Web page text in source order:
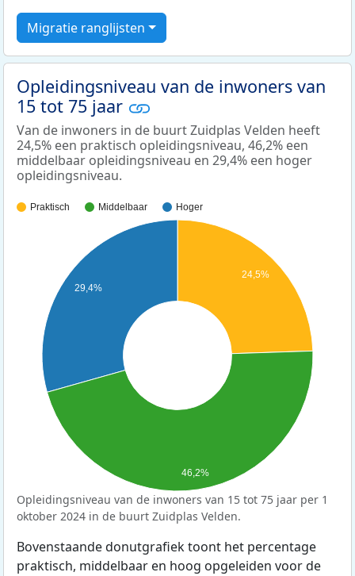
Migratie ranglijsten
Opleidingsniveau van de inwoners van
15 tot 75 jaar
Van de inwoners in de buurt Zuidplas Velden heeft
24,5% een praktisch opleidingsniveau, 46,2% een
middelbaar opleidingsniveau en 29,4% een hoger
opleidingsniveau.
Praktisch Middelbaar Hoger
24,5%
29,4%
46,2%
Opleidingsniveau van de inwoners van 15 tot 75 jaar per 1
oktober 2024 in de buurt Zuidplas Velden.
Bovenstaande donutgrafiek toont het percentage
praktisch, middelbaar en hoog opgeleiden voor de